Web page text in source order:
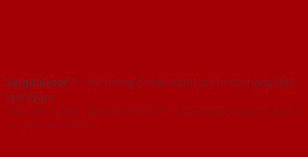
SaigonDoor™ - Hệ thống Showroom cửa nhựa hàng đầu
Việt Nam
Copyright ⓒ 2016 – 2026 SaigonDoor™ - www.bancuanhua.com | Đơn vị
chủ quản SaigonDoor